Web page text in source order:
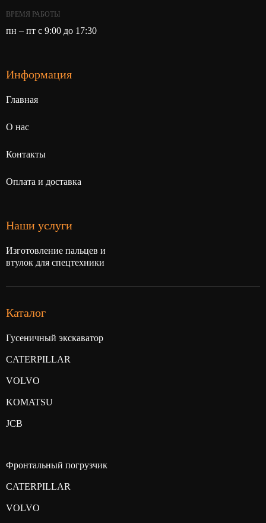
ВРЕМЯ РАБОТЫ
пн – пт с 9:00 до 17:30
Наши услуги
Изготовление пальцев и
втулок для спецтехники
Информация
Главная
О нас
Контакты
Оплата и доставка
Каталог
Гусеничный экскаватор
CATERPILLAR
VOLVO
KOMATSU
JCB
Фронтальный погрузчик
CATERPILLAR
VOLVO